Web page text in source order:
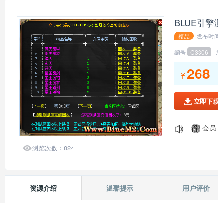
浏览次数： 824
BLUE引擎
精品
发布时
编号 C3306
¥268
 立即下
会员
会员
会员
会员
会员
会员
会
资源介绍 温馨提示 用户评价